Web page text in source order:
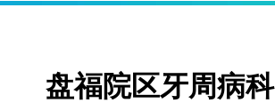
盘福院区牙周病科